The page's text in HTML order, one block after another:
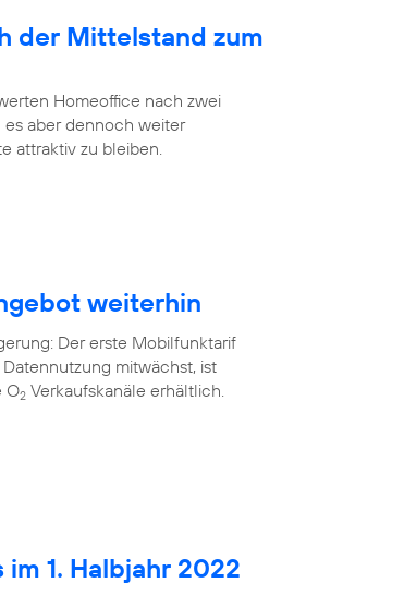
der Mittelstand zum
Homeoffice nach zwei
es aber dennoch weiter
attraktiv zu bleiben.
weiterhin
Der erste Mobilfunktarif
mitwächst, ist
O2 Verkaufskanäle erhältlich.
1. Halbjahr 2022